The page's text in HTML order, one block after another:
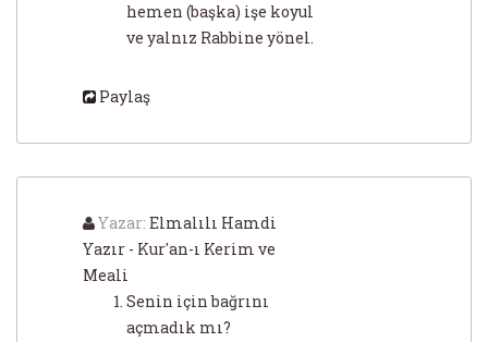
hemen (başka) işe koyul
ve yalnız Rabbine yönel.
Paylaş
Yazar: Elmalılı Hamdi
Yazır - Kur'an-ı Kerim ve
Meali
Senin için bağrını
açmadık mı?